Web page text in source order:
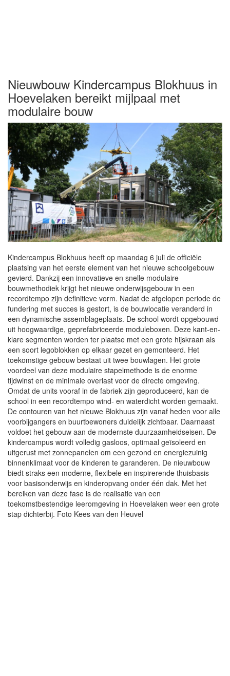
Nieuwbouw Kindercampus Blokhuus in
Hoevelaken bereikt mijlpaal met
modulaire bouw
Kindercampus Blokhuus heeft op maandag 6 juli de officiële
plaatsing van het eerste element van het nieuwe schoolgebouw
gevierd. Dankzij een innovatieve en snelle modulaire
bouwmethodiek krijgt het nieuwe onderwijsgebouw in een
recordtempo zijn definitieve vorm. Nadat de afgelopen periode de
fundering met succes is gestort, is de bouwlocatie veranderd in
een dynamische assemblageplaats. De school wordt opgebouwd
uit hoogwaardige, geprefabriceerde moduleboxen. Deze kant-en-
klare segmenten worden ter plaatse met een grote hijskraan als
een soort legoblokken op elkaar gezet en gemonteerd. Het
toekomstige gebouw bestaat uit twee bouwlagen. Het grote
voordeel van deze modulaire stapelmethode is de enorme
tijdwinst en de minimale overlast voor de directe omgeving.
Omdat de units vooraf in de fabriek zijn geproduceerd, kan de
school in een recordtempo wind- en waterdicht worden gemaakt.
De contouren van het nieuwe Blokhuus zijn vanaf heden voor alle
voorbijgangers en buurtbewoners duidelijk zichtbaar. Daarnaast
voldoet het gebouw aan de modernste duurzaamheidseisen. De
kindercampus wordt volledig gasloos, optimaal geïsoleerd en
uitgerust met zonnepanelen om een gezond en energiezuinig
binnenklimaat voor de kinderen te garanderen. De nieuwbouw
biedt straks een moderne, flexibele en inspirerende thuisbasis
voor basisonderwijs en kinderopvang onder één dak. Met het
bereiken van deze fase is de realisatie van een
toekomstbestendige leeromgeving in Hoevelaken weer een grote
stap dichterbij. Foto Kees van den Heuvel